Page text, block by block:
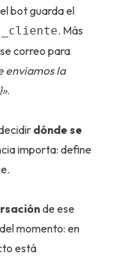
bot guarda el
. Más
correo para
enviamos la
».
dónde se
importa: define
de ese
momento: en
está